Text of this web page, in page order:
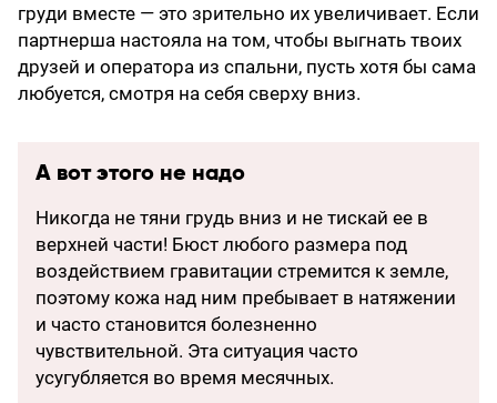
груди вместе — это зрительно их увеличивает. Если
партнерша настояла на том, чтобы выгнать твоих
друзей и оператора из спальни, пусть хотя бы сама
любуется, смотря на себя сверху вниз.
А вот этого не надо
Никогда не тяни грудь вниз и не тискай ее в
верхней части! Бюст любого размера под
воздействием гравитации стремится к земле,
поэтому кожа над ним пребывает в натяжении
и часто становится болезненно
чувствительной. Эта ситуация часто
усугубляется во время месячных.